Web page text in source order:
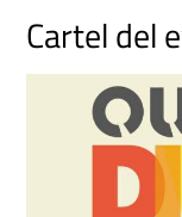
Cartel del